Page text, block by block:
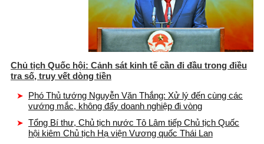
Chủ tịch Quốc hội: Cảnh sát kinh tế cần đi đầu trong điều
tra số, truy vết dòng tiền
Phó Thủ tướng Nguyễn Văn Thắng: Xử lý đến cùng các
vướng mắc, không đẩy doanh nghiệp đi vòng
Tổng Bí thư, Chủ tịch nước Tô Lâm tiếp Chủ tịch Quốc
hội kiêm Chủ tịch Hạ viện Vương quốc Thái Lan